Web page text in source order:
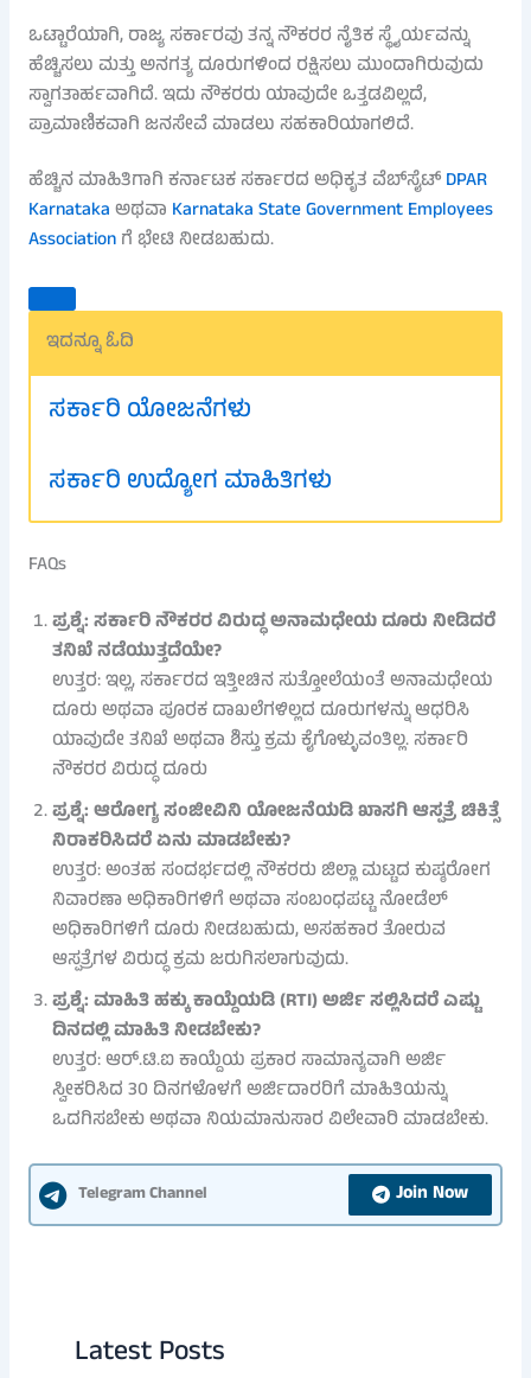
ಒಟ್ಟಾರೆಯಾಗಿ, ರಾಜ್ಯ ಸರ್ಕಾರವು ತನ್ನ ನೌಕರರ ನೈತಿಕ ಸ್ಥೈರ್ಯವನ್ನು
ಹೆಚ್ಚಿಸಲು ಮತ್ತು ಅನಗತ್ಯ ದೂರುಗಳಿಂದ ರಕ್ಷಿಸಲು ಮುಂದಾಗಿರುವುದು
ಸ್ವಾಗತಾರ್ಹವಾಗಿದೆ. ಇದು ನೌಕರರು ಯಾವುದೇ ಒತ್ತಡವಿಲ್ಲದೆ,
ಪ್ರಾಮಾಣಿಕವಾಗಿ ಜನಸೇವೆ ಮಾಡಲು ಸಹಕಾರಿಯಾಗಲಿದೆ.
ಹೆಚ್ಚಿನ ಮಾಹಿತಿಗಾಗಿ ಕರ್ನಾಟಕ ಸರ್ಕಾರದ ಅಧಿಕೃತ ವೆಬ್‌ಸೈಟ್DPAR
Karnatakaಅಥವಾ Karnataka State Government Employees
Associationಗೆ ಭೇಟಿ ನೀಡಬಹುದು.
ಇದನ್ನೂ ಓದಿ
ಸರ್ಕಾರಿ ಯೋಜನೆಗಳು
ಸರ್ಕಾರಿ ಉದ್ಯೋಗ ಮಾಹಿತಿಗಳು
FAQs
ಪ್ರಶ್ನೆ: ಸರ್ಕಾರಿ ನೌಕರರ ವಿರುದ್ಧ ಅನಾಮಧೇಯ ದೂರು ನೀಡಿದರೆ
ತನಿಖೆ ನಡೆಯುತ್ತದೆಯೇ?
ಉತ್ತರ: ಇಲ್ಲ, ಸರ್ಕಾರದ ಇತ್ತೀಚಿನ ಸುತ್ತೋಲೆಯಂತೆ ಅನಾಮಧೇಯ
ದೂರು ಅಥವಾ ಪೂರಕ ದಾಖಲೆಗಳಿಲ್ಲದ ದೂರುಗಳನ್ನು ಆಧರಿಸಿ
ಯಾವುದೇ ತನಿಖೆ ಅಥವಾ ಶಿಸ್ತು ಕ್ರಮ ಕೈಗೊಳ್ಳುವಂತಿಲ್ಲ. ಸರ್ಕಾರಿ
ನೌಕರರ ವಿರುದ್ಧ ದೂರು
ಪ್ರಶ್ನೆ: ಆರೋಗ್ಯ ಸಂಜೀವಿನಿ ಯೋಜನೆಯಡಿ ಖಾಸಗಿ ಆಸ್ಪತ್ರೆ ಚಿಕಿತ್ಸೆ
ನಿರಾಕರಿಸಿದರೆ ಏನು ಮಾಡಬೇಕು?
ಉತ್ತರ: ಅಂತಹ ಸಂದರ್ಭದಲ್ಲಿ ನೌಕರರು ಜಿಲ್ಲಾ ಮಟ್ಟದ ಕುಷ್ಠರೋಗ
ನಿವಾರಣಾ ಅಧಿಕಾರಿಗಳಿಗೆ ಅಥವಾ ಸಂಬಂಧಪಟ್ಟ ನೋಡೆಲ್
ಅಧಿಕಾರಿಗಳಿಗೆ ದೂರು ನೀಡಬಹುದು, ಅಸಹಕಾರ ತೋರುವ
ಆಸ್ಪತ್ರೆಗಳ ವಿರುದ್ಧ ಕ್ರಮ ಜರುಗಿಸಲಾಗುವುದು.
ಪ್ರಶ್ನೆ: ಮಾಹಿತಿ ಹಕ್ಕು ಕಾಯ್ದೆಯಡಿ (RTI) ಅರ್ಜಿ ಸಲ್ಲಿಸಿದರೆ ಎಷ್ಟು
ದಿನದಲ್ಲಿ ಮಾಹಿತಿ ನೀಡಬೇಕು?
ಉತ್ತರ: ಆರ್.ಟಿ.ಐ ಕಾಯ್ದೆಯ ಪ್ರಕಾರ ಸಾಮಾನ್ಯವಾಗಿ ಅರ್ಜಿ
ಸ್ವೀಕರಿಸಿದ 30 ದಿನಗಳೊಳಗೆ ಅರ್ಜಿದಾರರಿಗೆ ಮಾಹಿತಿಯನ್ನು
ಒದಗಿಸಬೇಕು ಅಥವಾ ನಿಯಮಾನುಸಾರ ವಿಲೇವಾರಿ ಮಾಡಬೇಕು.
Telegram Channel Join Now
Latest Posts